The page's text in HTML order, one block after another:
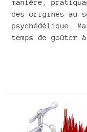
manière,
des origines au
psychédélique.
temps de goûter